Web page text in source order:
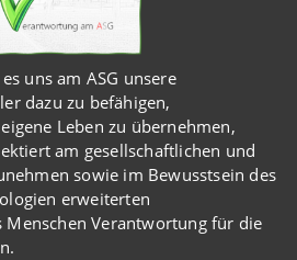
uns am ASG unsere
dazu zu befähigen,
Leben zu übernehmen,
am gesellschaftlichen und
sowie im Bewusstsein des
erweiterten
Menschen Verantwortung für die